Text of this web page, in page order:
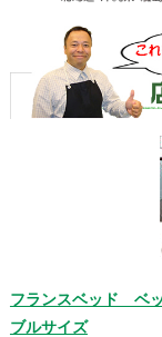
フランスベッド ベ
ブルサイズ